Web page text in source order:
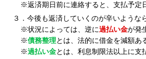
※返済期日前に連絡すると、支払予定
３．今後も返済していくのが辛いような
※状況によっては、逆に過払い金が発
※債務整理とは、法的に借金を減額あ
※過払い金とは、利息制限法以上に支